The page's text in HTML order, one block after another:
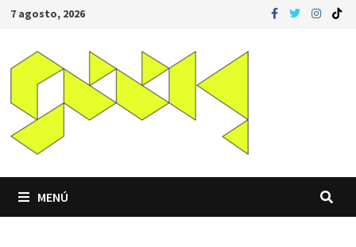
Saltar
contenido
7 agosto, 2026
MENÚ